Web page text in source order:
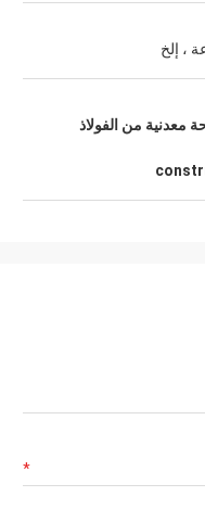
، إلخ
المقاوم للصدأ,صفيحة صفيحة من الفولاذ المقاوم للصدأ,البناء رقم 4 صفيحة معدنية من الفولاذ